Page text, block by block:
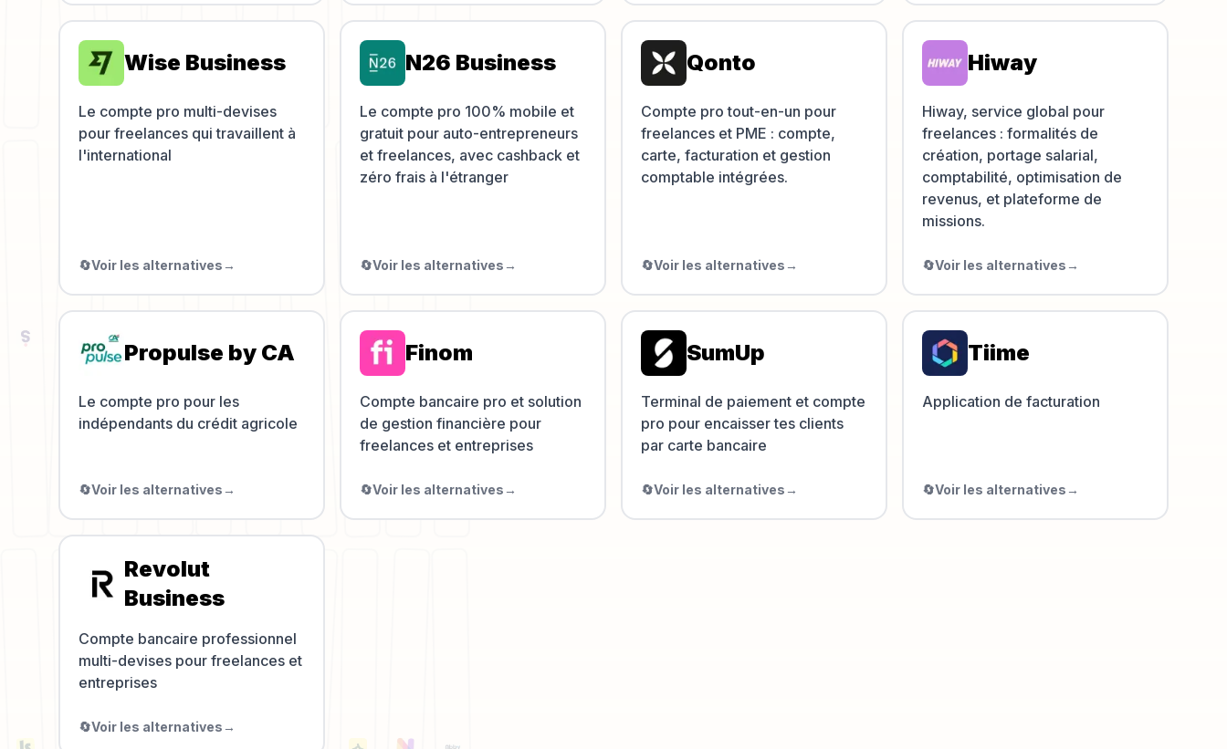
Wise Business
Le compte pro multi-devises
pour freelances qui travaillent à
l'international
🔄Voir les alternatives →
N26 Business
Le compte pro 100% mobile et
gratuit pour auto-entrepreneurs
et freelances, avec cashback et
zéro frais à l'étranger
🔄Voir les alternatives →
Qonto
Compte pro tout-en-un pour
freelances et PME : compte,
carte, facturation et gestion
comptable intégrées.
🔄Voir les alternatives →
Hiway
Hiway, service global pour
freelances : formalités de
création, portage salarial,
comptabilité, optimisation de
revenus, et plateforme de
missions.
🔄Voir les alternatives →
Propulse by CA
Le compte pro pour les
indépendants du crédit agricole
🔄Voir les alternatives →
Finom
Compte bancaire pro et solution
de gestion financière pour
freelances et entreprises
🔄Voir les alternatives →
SumUp
Terminal de paiement et compte
pro pour encaisser tes clients
par carte bancaire
🔄Voir les alternatives →
Tiime
Application de facturation
🔄Voir les alternatives →
Revolut
Business
Compte bancaire professionnel
multi-devises pour freelances et
entreprises
🔄Voir les alternatives →